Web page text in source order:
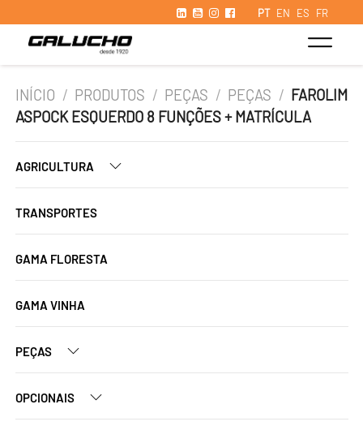
PT EN ES FR
INÍCIO / PRODUTOS / PEÇAS / PEÇAS / FAROLIM
ASPOCK ESQUERDO 8 FUNÇÕES + MATRÍCULA
AGRICULTURA
TRANSPORTES
GAMA FLORESTA
GAMA VINHA
PEÇAS
OPCIONAIS